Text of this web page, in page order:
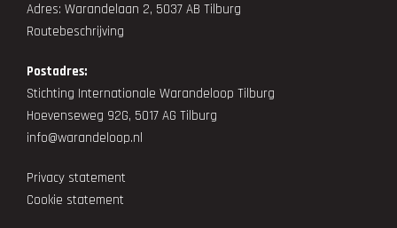
Adres: Warandelaan 2, 5037 AB Tilburg
Routebeschrijving
Postadres:
Stichting Internationale Warandeloop Tilburg
Hoevenseweg 92G, 5017 AG Tilburg
info@warandeloop.nl
Privacy statement
Cookie statement